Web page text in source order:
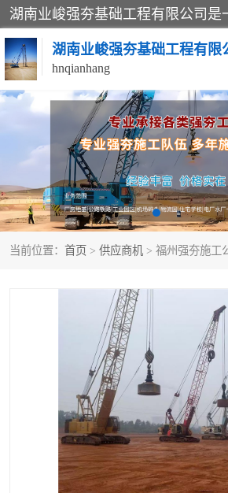
湖南业峻强夯基础工程有限
hnqianhang
当前位置： 首页 > 供应商机 > 福州强夯施工
强夯施工案例 强夯
强夯施工工程 强夯
强夯队伍